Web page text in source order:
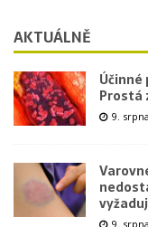
AKTUÁLNĚ
Prostá
9.
9.